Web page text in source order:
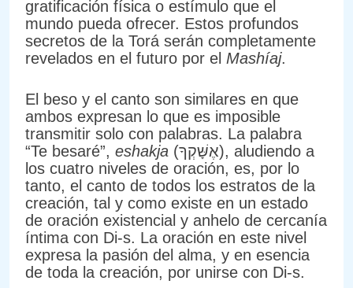
gratificación física o estímulo que el
mundo pueda ofrecer. Estos profundos
secretos de la Torá serán completamente
revelados en el futuro por el Mashíaj.
El beso y el canto son similares en que
ambos expresan lo que es imposible
transmitir solo con palabras. La palabra
“Te besaré”, eshakja (אֶשָּׁקְךָ), aludiendo a
los cuatro niveles de oración, es, por lo
tanto, el canto de todos los estratos de la
creación, tal y como existe en un estado
de oración existencial y anhelo de cercanía
íntima con Di-s. La oración en este nivel
expresa la pasión del alma, y en esencia
de toda la creación, por unirse con Di-s.